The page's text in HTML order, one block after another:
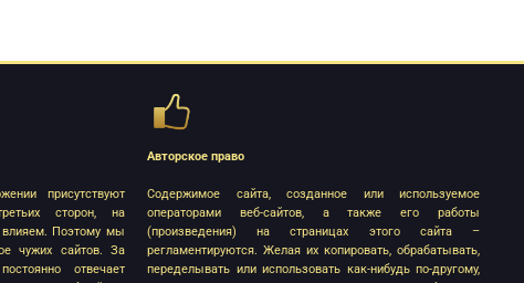
присутствуют
сторон, на
Поэтому мы
чужих сайтов. За
отвечает
Авторское право
Содержимое сайта, созданное или используемое
операторами веб-сайтов, а также его работы
(произведения) на страницах этого сайта –
регламентируются. Желая их копировать, обрабатывать,
переделывать или использовать как-нибудь по-другому,